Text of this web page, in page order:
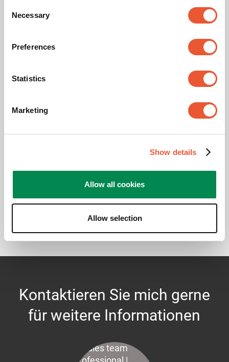
Selection
Necessary
Preferences
Statistics
Marketing
Show details
Allow all cookies
Allow selection
Videos
ändern
Kontaktieren Sie mich gerne
für weitere Informationen